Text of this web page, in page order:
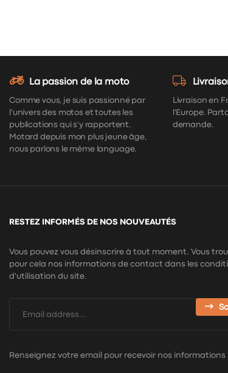
La passion de la moto
Comme vous, je suis passionné par
l'univers des motos et toutes les
publications qui s'y rapportent.
Motard depuis mon plus jeune âge,
nous parlons le même language.
Livraison en
l'Europe.
demande.
RESTEZ INFORMÉS DE NOS NOUVEAUTÉS
Vous pouvez vous désinscrire à tout moment. Vous
pour cela nos informations de contact dans les
d'utilisation du site.
Renseignez votre email pour recevoir nos informations